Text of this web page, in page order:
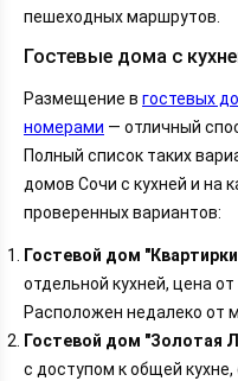
пешеходных маршрутов.
Гостевые дома с
Размещение в гостевых
номерами — отличный
Полный список таких
домов Сочи с кухней и на
проверенных вариантов:
Гостевой дом
отдельной кухней, цена
Расположен недалеко от
Гостевой дом "Золотая
с доступом к общей